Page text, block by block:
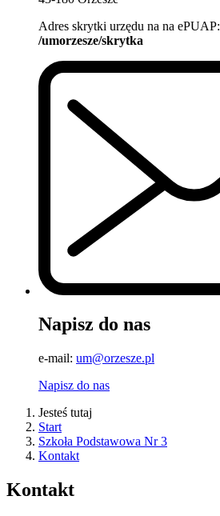
Adres skrytki urzędu na na ePUAP:
/umorzesze/skrytka
Napisz do nas
e-mail: um@orzesze.pl
Napisz do nas
Jesteś tutaj
Start
Szkoła Podstawowa Nr 3
Kontakt
Kontakt